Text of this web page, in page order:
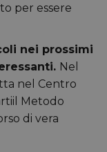
per essere
nei prossimi
Nel
nel Centro
Metodo
di vera